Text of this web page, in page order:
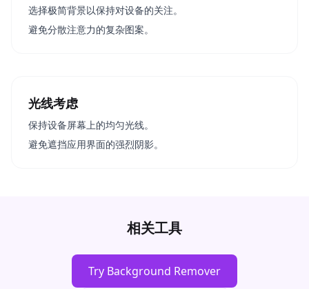
选择极简背景以保持对设备的关注。
避免分散注意力的复杂图案。
光线考虑
保持设备屏幕上的均匀光线。
避免遮挡应用界面的强烈阴影。
相关工具
Try Background Remover